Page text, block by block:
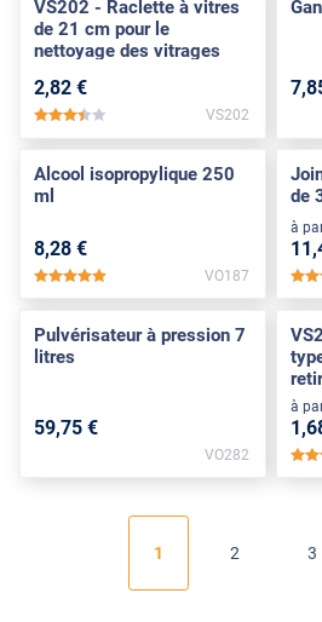
VS202 - Raclette à vitres
de 21 cm pour le
nettoyage des vitrages
2,82 €
***** VS202
7
Alcool isopropylique 250
ml
8,28 €
VO187
de
à
11
Pulvérisateur à pression 7
litres
59,75 €
VO282
à
1
1 2 3